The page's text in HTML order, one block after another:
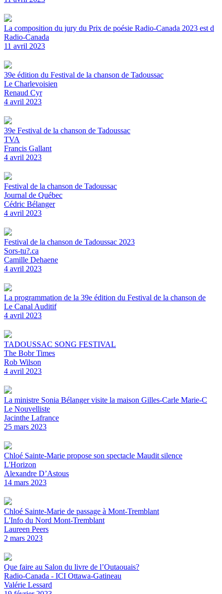
La composition du jury du Prix de poésie Radio-Canada 2023 est d
Radio-Canada
11 avril 2023
39e édition du Festival de la chanson de Tadoussac
Le Charlevoisien
Renaud Cyr
4 avril 2023
39e Festival de la chanson de Tadoussac
TVA
Francis Gallant
4 avril 2023
Festival de la chanson de Tadoussac
Journal de Québec
Cédric Bélanger
4 avril 2023
Festival de la chanson de Tadoussac 2023
Sors-tu?.ca
Camille Dehaene
4 avril 2023
La programmation de la 39e édition du Festival de la chanson de
Le Canal Auditif
4 avril 2023
TADOUSSAC SONG FESTIVAL
The Bobr Times
Rob Wilson
4 avril 2023
La ministre Sonia Bélanger visite la maison Gilles-Carle Marie-C
Le Nouvelliste
Jacinthe Lafrance
25 mars 2023
Chloé Sainte-Marie propose son spectacle Maudit silence
L'Horizon
Alexandre D’Astous
14 mars 2023
Chloé Sainte-Marie de passage à Mont-Tremblant
L'Info du Nord Mont-Tremblant
Laureen Peers
2 mars 2023
Que faire au Salon du livre de l’Outaouais?
Radio-Canada - ICI Ottawa-Gatineau
Valérie Lessard